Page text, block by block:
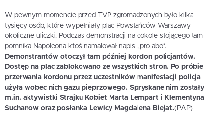
W pewnym momencie przed TVP zgromadzonych było kilka
tysięcy osób, które wypełniały plac Powstańców Warszawy i
okoliczne uliczki. Podczas demonstracji na cokole stojącego tam
pomnika Napoleona ktoś namalował napis „pro abo”.
Demonstrantów otoczył tam później kordon policjantów.
Dostęp na plac zablokowano ze wszystkich stron. Po próbie
przerwania kordonu przez uczestników manifestacji policja
użyła wobec nich gazu pieprzowego. Spryskane nim zostały
m.in. aktywistki Strajku Kobiet Marta Lempart i Klementyna
Suchanow oraz posłanka Lewicy Magdalena Biejat.(PAP)